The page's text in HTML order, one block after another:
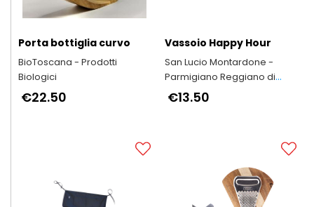
Porta bottiglia curvo
BioToscana - Prodotti
Biologici
€22.50
Vassoio Happy Hour
San Lucio Montardone -
Parmigiano Reggiano di
Montagna
€13.50